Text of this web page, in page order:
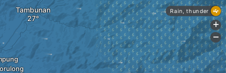
Tambunan Rain, thunder
+
-